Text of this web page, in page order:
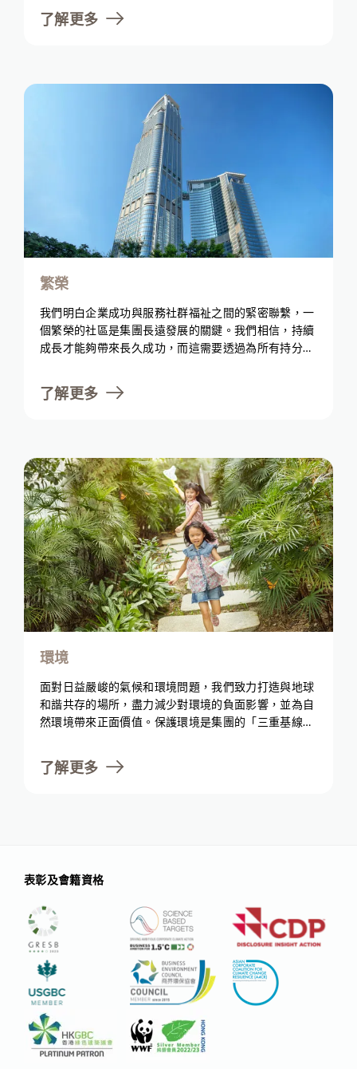
們致力打造共融空間，支持弱勢群體並促進社會公平。
透過應對社會所面臨的挑戰，我們希望帶來正面的社會
了解更多
繁榮
我們明白企業成功與服務社群福祉之間的緊密聯繫，一
個繁榮的社區是集團長遠發展的關鍵。我們相信，持續
成長才能夠帶來長久成功，而這需要透過為所有持分者
化的客戶和社區需求，我們採用了先進技術並進行可持
續投資。
了解更多
環境
面對日益嚴峻的氣候和環境問題，我們致力打造與地球
和諧共存的場所，盡力減少對環境的負面影響，並為自
然環境帶來正面價值。保護環境是集團的「三重基線」
對肩負環境責任的承諾。我們展望實現一個可持續地發
展的世界，因而積極努力在整個價值鏈上減少碳排放、
了解更多
表彰及會籍資格